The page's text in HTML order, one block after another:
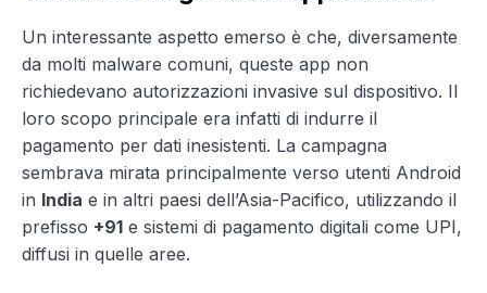
Un interessante aspetto emerso è che, diversamente
da molti malware comuni, queste app non
richiedevano autorizzazioni invasive sul dispositivo. Il
loro scopo principale era infatti di indurre il
pagamento per dati inesistenti. La campagna
sembrava mirata principalmente verso utenti Android
in India e in altri paesi dell’Asia-Pacifico, utilizzando il
prefisso +91 e sistemi di pagamento digitali come UPI,
diffusi in quelle aree.